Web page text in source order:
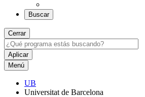
Buscar
Cerrar
Menú
UB
Universitat de Barcelona